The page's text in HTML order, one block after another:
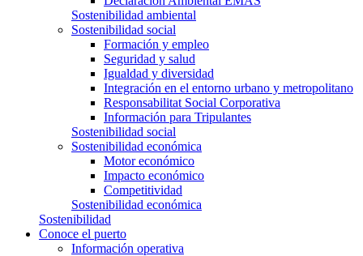
Sostenibilidad ambiental
Sostenibilidad social
Formación y empleo
Seguridad y salud
Igualdad y diversidad
Integración en el entorno urbano y metropolitano
Responsabilitat Social Corporativa
Información para Tripulantes
Sostenibilidad social
Sostenibilidad económica
Motor económico
Impacto económico
Competitividad
Sostenibilidad económica
Sostenibilidad
Conoce el puerto
Información operativa